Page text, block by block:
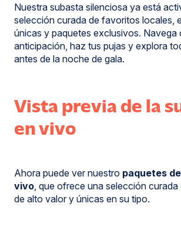
Nuestra subasta silenciosa ya está
selección curada de favoritos locales,
únicas y paquetes exclusivos. Navega
anticipación, haz tus pujas y explora
antes de la noche de gala.
Vista previa de la
en vivo
Ahora puede ver nuestro paquetes
vivo , que ofrece una selección
de alto valor y únicas en su tipo.